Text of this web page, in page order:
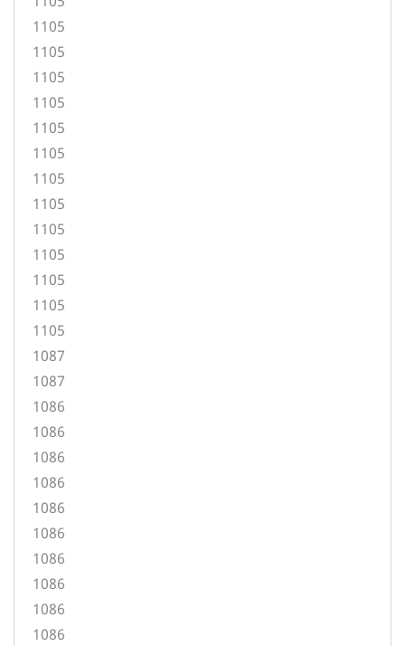
1105
1105
1105
1105
1105
1105
1105
1105
1105
1105
1105
1105
1105
1087
1087
1086
1086
1086
1086
1086
1086
1086
1086
1086
1086